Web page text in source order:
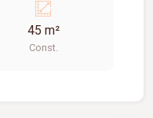
comodidade, com
e salão de
45 m²
Const.